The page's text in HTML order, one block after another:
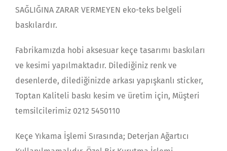
SAĞLIĞINA ZARAR VERMEYEN eko-teks belgeli
baskılardır.
Fabrikamızda hobi aksesuar keçe tasarımı baskıları
ve kesimi yapılmaktadır. Dilediğiniz renk ve
desenlerde, dilediğinizde arkası yapışkanlı sticker,
Toptan Kaliteli baskı kesim ve üretim için, Müşteri
temsilcilerimiz 0212 5450110
Keçe Yıkama İşlemi Sırasında; Deterjan Ağartıcı